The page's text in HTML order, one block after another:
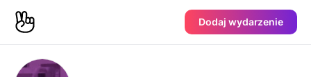
Dodaj wydarzenie